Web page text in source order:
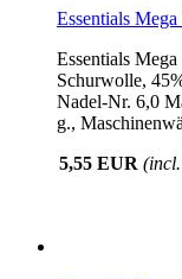
Essentials
Essentials
Schurwolle,
Nadel-Nr. 6,0
g.,
5,55 EUR